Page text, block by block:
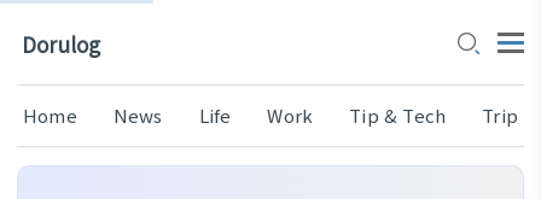
Dorulog
Home News Life Work Tip & Tech Trip